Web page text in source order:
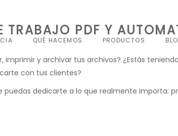
QUÉ HACEMOS PRODUCTOS
TRABAJO PDF Y
y archivar tus archivos? ¿Estás
con tus clientes?
dedicarte a lo que realmente importa: